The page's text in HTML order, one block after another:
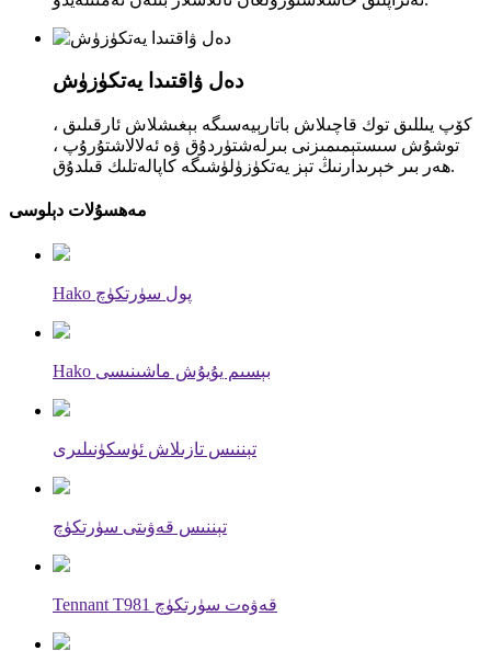
دەل ۋاقتىدا يەتكۈزۈش
كۆپ يىللىق توك قاچىلاش باتارېيەسىگە بېغىشلاش ئارقىلىق ،
توشۇش سىستېمىمىزنى بىرلەشتۈردۇق ۋە ئەلالاشتۇرۇپ ،
ھەر بىر خېرىدارنىڭ تېز يەتكۈزۈلۈشىگە كاپالەتلىك قىلدۇق.
مەھسۇلات دېلوسى
Hako پول سۈرتكۈچ
Hako بېسىم يۇيۇش ماشىنىسى
تېننىس تازىلاش ئۈسكۈنىلىرى
تېننىس قەۋىتى سۈرتكۈچ
Tennant T981 قەۋەت سۈرتكۈچ